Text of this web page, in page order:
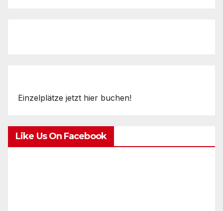
Einzelplätze jetzt hier buchen!
Like Us On Facebook